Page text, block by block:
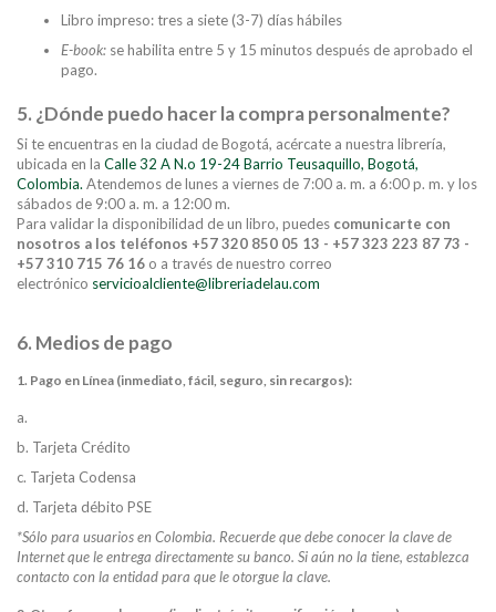
Libro impreso: tres a siete (3-7) días hábiles
E-book: se habilita entre 5 y 15 minutos después de aprobado el
pago.
5. ¿Dónde puedo hacer la compra personalmente?
Si te encuentras en la ciudad de Bogotá, acércate a nuestra librería,
ubicada en la Calle 32 A N.o 19-24 Barrio Teusaquillo, Bogotá,
Colombia. Atendemos de lunes a viernes de 7:00 a. m. a 6:00 p. m. y los
sábados de 9:00 a. m. a 12:00 m.
Para validar la disponibilidad de un libro, puedes comunicarte con
nosotros a los teléfonos +57 320 850 05 13 - +57 323 223 87 73 -
+57 310 715 76 16 o a través de nuestro correo
electrónico servicioalcliente@libreriadelau.com
6. Medios de pago
1. Pago en Línea (inmediato, fácil, seguro, sin recargos):
a.
b. Tarjeta Crédito
c. Tarjeta Codensa
d. Tarjeta débito PSE
*Sólo para usuarios en Colombia. Recuerde que debe conocer la clave de
Internet que le entrega directamente su banco. Si aún no la tiene, establezca
contacto con la entidad para que le otorgue la clave.